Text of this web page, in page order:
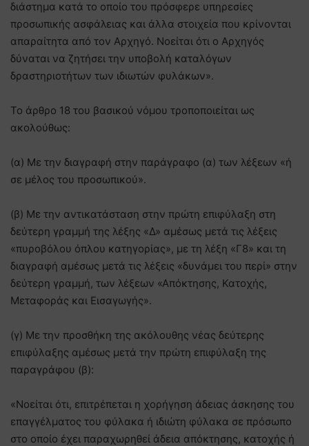
διάστημα κατά το οποίο του πρόσφερε υπηρεσίες
προσωπικής ασφάλειας και άλλα στοιχεία που κρίνονται
απαραίτητα από τον Αρχηγό. Νοείται ότι ο Αρχηγός
δύναται να ζητήσει την υποβολή καταλόγων
δραστηριοτήτων των ιδιωτών φυλάκων».
Το άρθρο 18 του βασικού νόμου τροποποιείται ως
ακολούθως:
(α) Με την διαγραφή στην παράγραφο (α) των λέξεων «ή
σε μέλος του προσωπικού».
(β) Με την αντικατάσταση στην πρώτη επιφύλαξη στη
δεύτερη γραμμή της λέξης «Δ» αμέσως μετά τις λέξεις
«πυροβόλου όπλου κατηγορίας», με τη λέξη «Γ8» και τη
διαγραφή αμέσως μετά τις λέξεις «δυνάμει του περί» στην
δεύτερη γραμμή, των λέξεων «Απόκτησης, Κατοχής,
Μεταφοράς και Εισαγωγής».
(γ) Με την προσθήκη της ακόλουθης νέας δεύτερης
επιφύλαξης αμέσως μετά την πρώτη επιφύλαξη της
παραγράφου (β):
«Νοείται ότι, επιτρέπεται η χορήγηση άδειας άσκησης του
επαγγέλματος του φύλακα ή ιδιώτη φύλακα σε πρόσωπο
στο οποίο έχει παραχωρηθεί άδεια απόκτησης, κατοχής ή